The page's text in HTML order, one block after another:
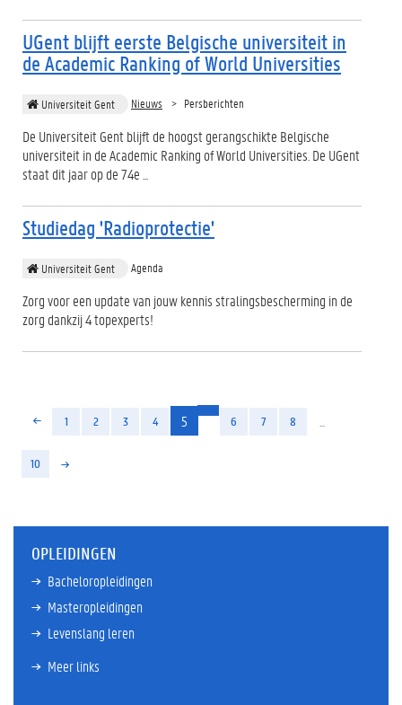
UGent blijft eerste Belgische universiteit in
de Academic Ranking of World Universities
Universiteit Gent Nieuws Persberichten
De Universiteit Gent blijft de hoogst gerangschikte Belgische
universiteit in de Academic Ranking of World Universities. De UGent
staat dit jaar op de 74e ...
Studiedag 'Radioprotectie'
Universiteit Gent Agenda
Zorg voor een update van jouw kennis stralingsbescherming in de
zorg dankzij 4 topexperts!
1 2 3 4 5 (huidige)
6 7 8
10
OPLEIDINGEN
Bacheloropleidingen
Masteropleidingen
Levenslang leren
Meer links